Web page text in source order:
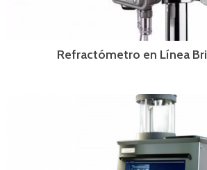
Refractómetro en Línea